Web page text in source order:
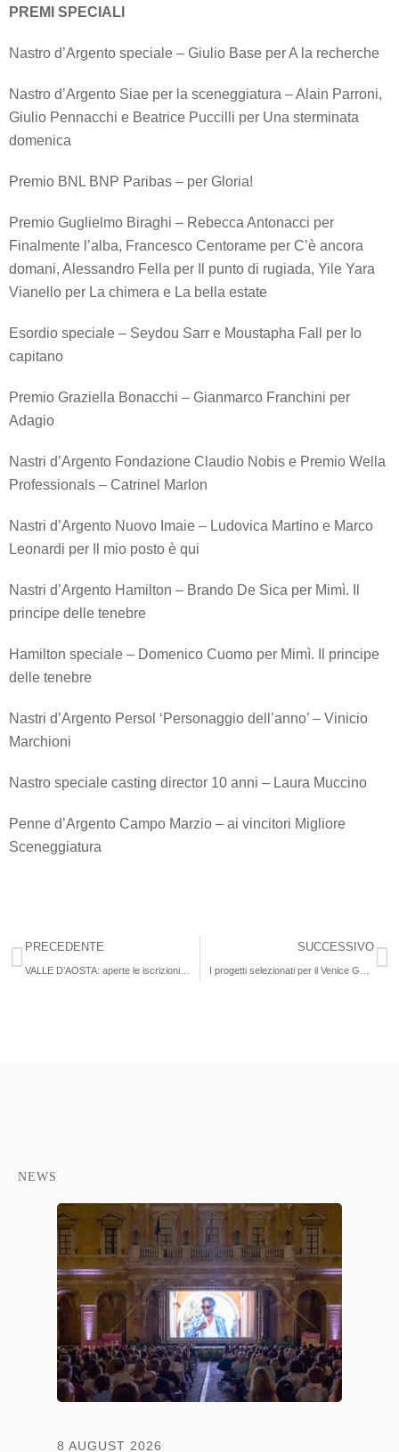
PREMI SPECIALI
Nastro d’Argento speciale – Giulio Base per A la recherche
Nastro d’Argento Siae per la sceneggiatura – Alain Parroni,
Giulio Pennacchi e Beatrice Puccilli per Una sterminata
domenica
Premio BNL BNP Paribas – per Gloria!
Premio Guglielmo Biraghi – Rebecca Antonacci per
Finalmente l’alba, Francesco Centorame per C’è ancora
domani, Alessandro Fella per Il punto di rugiada, Yile Yara
Vianello per La chimera e La bella estate
Esordio speciale – Seydou Sarr e Moustapha Fall per Io
capitano
Premio Graziella Bonacchi – Gianmarco Franchini per
Adagio
Nastri d’Argento Fondazione Claudio Nobis e Premio Wella
Professionals – Catrinel Marlon
Nastri d’Argento Nuovo Imaie – Ludovica Martino e Marco
Leonardi per Il mio posto è qui
Nastri d’Argento Hamilton – Brando De Sica per Mimì. Il
principe delle tenebre
Hamilton speciale – Domenico Cuomo per Mimì. Il principe
delle tenebre
Nastri d’Argento Persol ‘Personaggio dell’anno’ – Vinicio
Marchioni
Nastro speciale casting director 10 anni – Laura Muccino
Penne d’Argento Campo Marzio – ai vincitori Migliore
Sceneggiatura
PRECEDENTE SUCCESSIVO
NEWS
8 AUGUST 2026